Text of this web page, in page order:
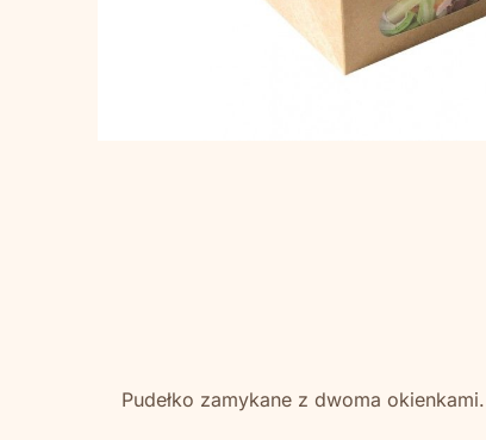
Pudełko zamykane z dwoma okienkami.